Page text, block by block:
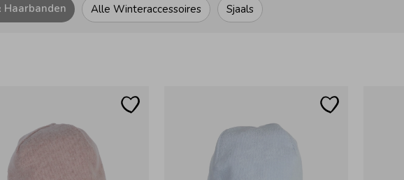
Alle Winteraccessoires
Haarbanden Sjaals